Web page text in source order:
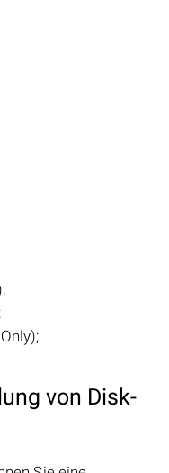
von Disk-